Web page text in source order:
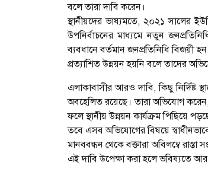
বলে তারা দাবি করেন।
স্থানীয়দের ভাষ্যমতে, ২০২১ সালের
উপনির্বাচনের মাধ্যমে নতুন
ব্যবধানে বর্তমান জনপ্রতিনিধি বিজয়ী
প্রত্যাশিত উন্নয়ন হয়নি বলে তাদের
এলাকাবাসীর আরও দাবি, কিছু নির্দিষ্ট
অবহেলিত রয়েছে। তারা অভিযোগ করেন,
ফলে স্থানীয় উন্নয়ন কার্যক্রম পিছিয়ে
তবে এসব অভিযোগের বিষয়ে
মানববন্ধন থেকে বক্তারা অবিলম্বে রাস্তা
এই দাবি উপেক্ষা করা হলে ভবিষ্যতে